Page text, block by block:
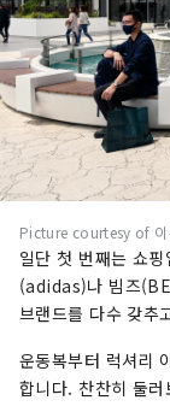
Picture courtesy of 이
일단 첫 번째는 쇼
(adidas)나 빔즈
브랜드를 다수 갖추
운동복부터 럭셔리
합니다. 찬찬히 둘